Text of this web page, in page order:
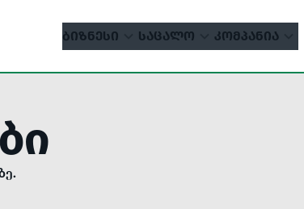
ᲑᲘᲖᲜᲔᲡᲘ ᲡᲐᲪᲐᲚᲝ ᲙᲝᲛᲞᲐᲜᲘᲐ